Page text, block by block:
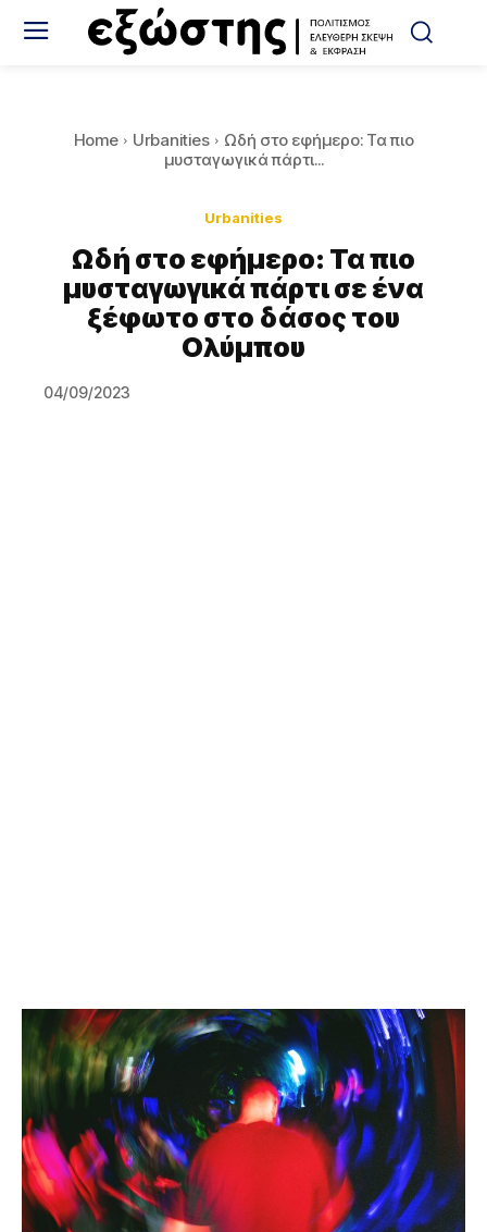
Home Urbanities
Ωδή στο εφήμερο: Τα πιο
μυσταγωγικά πάρτι...
Urbanities
Ωδή στο εφήμερο: Τα πιο
μυσταγωγικά πάρτι σε ένα
ξέφωτο στο δάσος του
Ολύμπου
04/09/2023